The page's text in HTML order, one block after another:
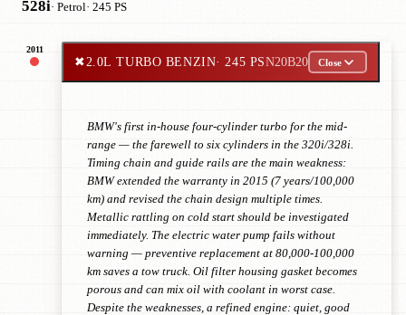
528i· Petrol· 245 PS
2011
✖2.0L TURBO BENZIN· 245 PSN20B20 Close
BMW's first in-house four-cylinder turbo for the mid-
range — the farewell to six cylinders in the 320i/328i.
Timing chain and guide rails are the main weakness:
BMW extended the warranty in 2015 (7 years/100,000
km) and revised the chain design multiple times.
Metallic rattling on cold start should be investigated
immediately. The electric water pump fails without
warning — preventive replacement at 80,000-100,000
km saves a tow truck. Oil filter housing gasket becomes
porous and can mix oil with coolant in worst case.
Despite the weaknesses, a refined engine: quiet, good